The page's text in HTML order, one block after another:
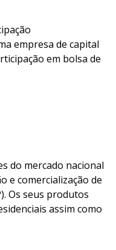
empresa de capital
em bolsa de
do mercado nacional
e comercialização de
Os seus produtos
assim como